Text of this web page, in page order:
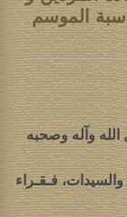
الموسم
الله وآله وصحبه
والسيدات، فـقـراء